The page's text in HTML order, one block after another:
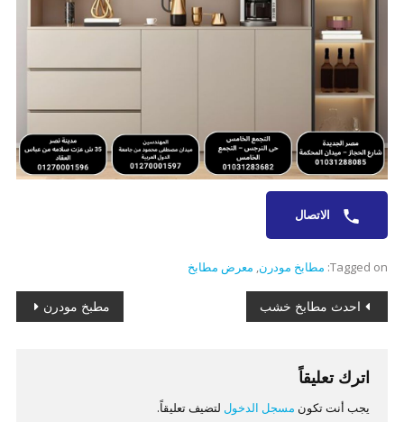
الاتصال
Tagged on: مطابخ مودرن, معرض مطابخ
تصفّح
احدث مطابخ خشب مطبخ مودرن
اترك تعليقاً
يجب أنت تكون مسجل الدخول لتضيف تعليقاً.